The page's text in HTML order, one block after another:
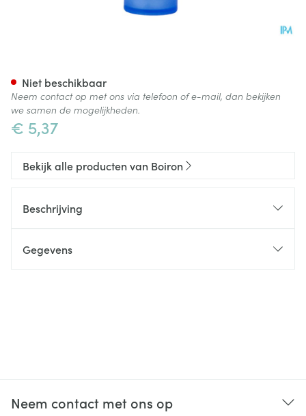
€ 5,37
Niet beschikbaar
Neem contact op met ons via telefoon of e-mail, dan bekijken
we samen de mogelijkheden.
Bekijk alle producten van Boiron
Beschrijving
Gegevens
Neem contact met ons op